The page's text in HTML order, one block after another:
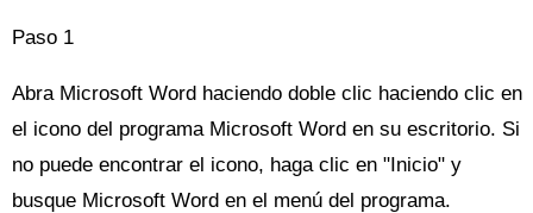
Paso 1
Abra Microsoft Word haciendo doble clic haciendo clic en
el icono del programa Microsoft Word en su escritorio. Si
no puede encontrar el icono, haga clic en "Inicio" y
busque Microsoft Word en el menú del programa.